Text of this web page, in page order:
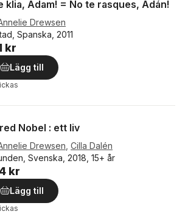
klia, Adam! = No te rasques, Adán!
Drewsen
Spanska, 2011
kr
Lägg till
Nobel : ett liv
Drewsen Cilla Dalén
Svenska, 2018, 15+ år
kr
Lägg till